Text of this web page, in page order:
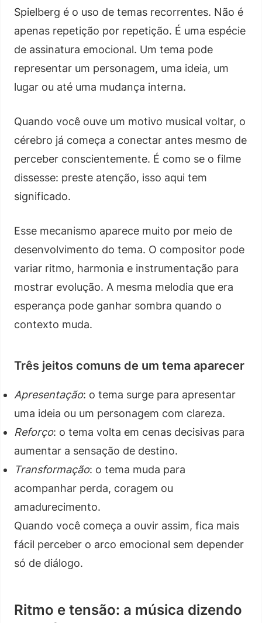
Spielberg é o uso de temas recorrentes. Não é
apenas repetição por repetição. É uma espécie
de assinatura emocional. Um tema pode
representar um personagem, uma ideia, um
lugar ou até uma mudança interna.
Quando você ouve um motivo musical voltar, o
cérebro já começa a conectar antes mesmo de
perceber conscientemente. É como se o filme
dissesse: preste atenção, isso aqui tem
significado.
Esse mecanismo aparece muito por meio de
desenvolvimento do tema. O compositor pode
variar ritmo, harmonia e instrumentação para
mostrar evolução. A mesma melodia que era
esperança pode ganhar sombra quando o
contexto muda.
Três jeitos comuns de um tema aparecer
Apresentação: o tema surge para apresentar
uma ideia ou um personagem com clareza.
Reforço: o tema volta em cenas decisivas para
aumentar a sensação de destino.
Transformação: o tema muda para
acompanhar perda, coragem ou
amadurecimento.
Quando você começa a ouvir assim, fica mais
fácil perceber o arco emocional sem depender
só de diálogo.
Ritmo e tensão: a música dizendo